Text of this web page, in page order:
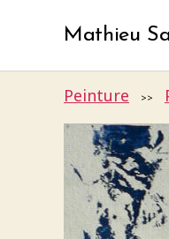
Mathieu
Peinture >>